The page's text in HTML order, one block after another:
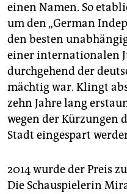
einen Namen. So
um den „German
den besten
einer internationalen
durchgehend der
mächtig war. Klingt
zehn Jahre lang
wegen der Kürzungen
Stadt eingespart
2014 wurde der Preis
Die Schauspielerin